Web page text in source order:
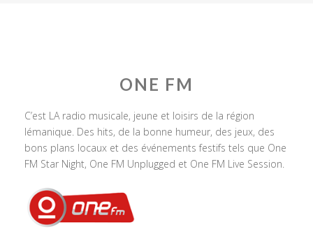
ONE FM
C’est LA radio musicale, jeune et loisirs de la région
lémanique. Des hits, de la bonne humeur, des jeux, des
bons plans locaux et des événements festifs tels que One
FM Star Night, One FM Unplugged et One FM Live Session.